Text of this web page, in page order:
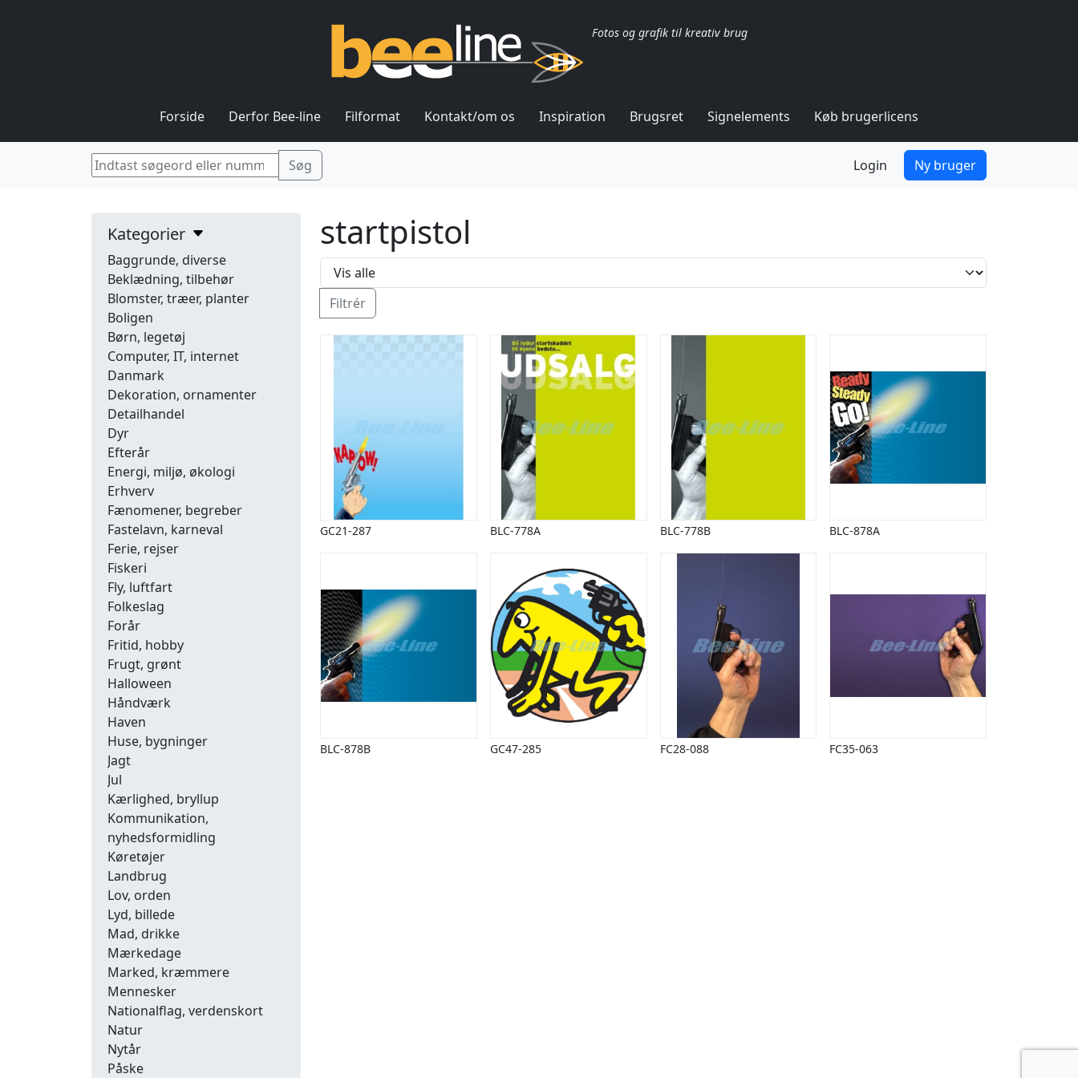
Fotos og grafik til kreativ brug
Forside Derfor Bee-line Filformat Kontakt/om os Inspiration Brugsret Signelements Køb brugerlicens
Login Ny bruger
Kategorier
Baggrunde, diverse
Beklædning, tilbehør
Blomster, træer, planter
Boligen
Børn, legetøj
Computer, IT, internet
Danmark
Dekoration, ornamenter
Detailhandel
Dyr
Efterår
Energi, miljø, økologi
Erhverv
Fænomener, begreber
Fastelavn, karneval
Ferie, rejser
Fiskeri
Fly, luftfart
Folkeslag
Forår
Fritid, hobby
Frugt, grønt
Halloween
Håndværk
Haven
Huse, bygninger
Jagt
Jul
Kærlighed, bryllup
Kommunikation,
nyhedsformidling
Køretøjer
Landbrug
Lov, orden
Lyd, billede
Mad, drikke
Mærkedage
Marked, kræmmere
Mennesker
Nationalflag, verdenskort
Natur
Nytår
Påske
startpistol
Filtrér
GC21-287 BLC-778A BLC-778B BLC-878A
BLC-878B GC47-285 FC28-088 FC35-063